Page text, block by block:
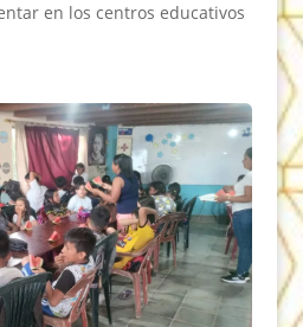
en los centros educativos